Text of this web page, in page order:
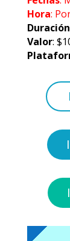
Hora:
Duración
Valor: